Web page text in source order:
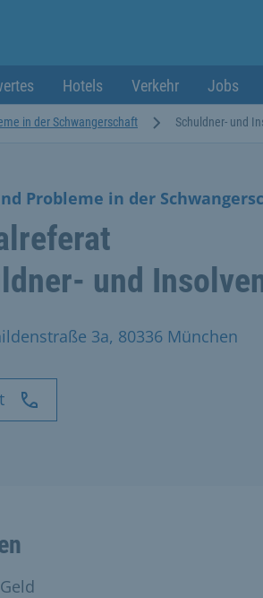
Hotels Verkehr Jobs
in der Schwangerschaft Schuldner- und
Probleme in der
und
3a, 80336 München